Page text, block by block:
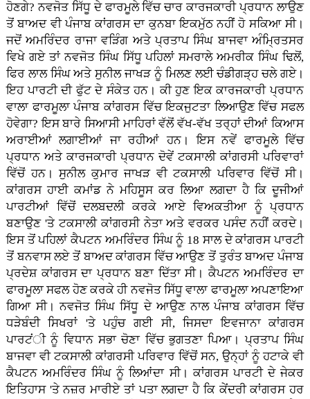
ਹੋਣਗੇ? ਨਵਜੋਤ ਸਿੱਧੂ ਦੇ ਫਾਰਮੂਲੇ ਵਿੱਚ ਚਾਰ ਕਾਰਜਕਾਰੀ ਪ੍ਰਧਾਨ ਲਾਉਣ
ਤੋਂ ਬਾਅਦ ਵੀ ਪੰਜਾਬ ਕਾਂਗਰਸ ਦਾ ਕੁਨਬਾ ਇਕਮੁੱਠ ਨਹੀਂ ਹੋ ਸਕਿਆ ਸੀ।
ਜਦੋਂ ਅਮਰਿੰਦਰ ਰਾਜਾ ਵੜਿੰਗ ਅਤੇ ਪ੍ਰਤਾਪ ਸਿੰਘ ਬਾਜਵਾ ਅੰਮ੍ਰਿਤਸਰ
ਵਿਖੇ ਗਏ ਤਾਂ ਨਵਜੋਤ ਸਿੰਘ ਸਿੱਧੂ ਪਹਿਲਾਂ ਸਮਰਾਲੇ ਅਮਰੀਕ ਸਿੰਘ ਢਿਲੋਂ,
ਫਿਰ ਲਾਲ ਸਿੰਘ ਅਤੇ ਸੁਨੀਲ ਜਾਖੜ ਨੂੰ ਮਿਲਣ ਲਈ ਚੰਡੀਗੜ੍ਹ ਚਲੇ ਗਏ।
ਇਹ ਪਾਰਟੀ ਦੀ ਫੁੱਟ ਦੇ ਸੰਕੇਤ ਹਨ। ਕੀ ਹੁਣ ਇਕ ਕਾਰਜਕਾਰੀ ਪ੍ਰਧਾਨ
ਵਾਲਾ ਫਾਰਮੂਲਾ ਪੰਜਾਬ ਕਾਂਗਰਸ ਵਿੱਚ ਇਕਜੁਟਤਾ ਲਿਆਉਣ ਵਿੱਚ ਸਫਲ
ਹੋਵੇਗਾ? ਇਸ ਬਾਰੇ ਸਿਆਸੀ ਮਾਹਿਰਾਂ ਵੱਲੋਂ ਵੱਖ-ਵੱਖ ਤਰ੍ਹਾਂ ਦੀਆਂ ਕਿਆਸ
ਅਰਾਈਆਂ ਲਗਾਈਆਂ ਜਾ ਰਹੀਆਂ ਹਨ। ਇਸ ਨਵੇਂ ਫਾਰਮੂਲੇ ਵਿੱਚ
ਪ੍ਰਧਾਨ ਅਤੇ ਕਾਰਜਕਾਰੀ ਪ੍ਰਧਾਨ ਦੋਵੇਂ ਟਕਸਾਲੀ ਕਾਂਗਰਸੀ ਪਰਿਵਾਰਾਂ
ਵਿੱਚੋਂ ਹਨ। ਸੁਨੀਲ ਕੁਮਾਰ ਜਾਖੜ ਵੀ ਟਕਸਾਲੀ ਪਰਿਵਾਰ ਵਿੱਚੋਂ ਸੀ।
ਕਾਂਗਰਸ ਹਾਈ ਕਮਾਂਡ ਨੇ ਮਹਿਸੂਸ ਕਰ ਲਿਆ ਲਗਦਾ ਹੈ ਕਿ ਦੂਜੀਆਂ
ਪਾਰਟੀਆਂ ਵਿੱਚੋਂ ਦਲਬਦਲੀ ਕਰਕੇ ਆਏ ਵਿਅਕਤੀਆ ਨੂੰ ਪ੍ਰਧਾਨ
ਬਣਾਉਣ 'ਤੇ ਟਕਸਾਲੀ ਕਾਂਗਰਸੀ ਨੇਤਾ ਅਤੇ ਵਰਕਰ ਪਸੰਦ ਨਹੀਂ ਕਰਦੇ।
ਇਸ ਤੋਂ ਪਹਿਲਾਂ ਕੈਪਟਨ ਅਮਰਿੰਦਰ ਸਿੰਘ ਨੂੰ 18 ਸਾਲ ਦੇ ਕਾਂਗਰਸ ਪਾਰਟੀ
ਤੋਂ ਬਨਵਾਸ ਲਏ ਤੋਂ ਬਾਅਦ ਕਾਂਗਰਸ ਵਿੱਚ ਆਉਣ ਤੋਂ ਤੁਰੰਤ ਬਾਅਦ ਪੰਜਾਬ
ਪ੍ਰਦੇਸ਼ ਕਾਂਗਰਸ ਦਾ ਪ੍ਰਧਾਨ ਬਣਾ ਦਿੱਤਾ ਸੀ। ਕੈਪਟਨ ਅਮਰਿੰਦਰ ਦਾ
ਫਾਰਮੂਲਾ ਸਫਲ ਹੋਣ ਕਰਕੇ ਹੀ ਨਵਜੋਤ ਸਿੱਧੂ ਵਾਲਾ ਫਾਰਮੂਲਾ ਅਪਣਾਇਆ
ਗਿਆ ਸੀ। ਨਵਜੋਤ ਸਿੰਘ ਸਿੱਧੂ ਦੇ ਆਉਣ ਨਾਲ ਪੰਜਾਬ ਕਾਂਗਰਸ ਵਿੱਚ
ਧੜੇਬੰਦੀ ਸਿਖਰਾਂ 'ਤੇ ਪਹੁੰਚ ਗਈ ਸੀ, ਜਿਸਦਾ ਇਵਜਾਨਾ ਕਾਂਗਰਸ
ਪਾਰਟਂੀ ਨੂੰ ਵਿਧਾਨ ਸਭਾ ਚੋਣਾ ਵਿੱਚ ਭੁਗਤਣਾ ਪਿਆ। ਪ੍ਰਤਾਪ ਸਿੰਘ
ਬਾਜਵਾ ਵੀ ਟਕਸਾਲੀ ਕਾਂਗਰਸੀ ਪਰਿਵਾਰ ਵਿੱਚੋਂ ਸਨ, ਉਨ੍ਹਾਂ ਨੂੰ ਹਟਾਕੇ ਵੀ
ਕੈਪਟਨ ਅਮਰਿੰਦਰ ਸਿੰਘ ਨੂੰ ਲਿਆਂਦਾ ਸੀ। ਕਾਂਗਰਸ ਪਾਰਟੀ ਦੇ ਜੇਕਰ
ਇਤਿਹਾਸ 'ਤੇ ਨਜ਼ਰ ਮਾਰੀਏ ਤਾਂ ਪਤਾ ਲਗਦਾ ਹੈ ਕਿ ਕੇਂਦਰੀ ਕਾਂਗਰਸ ਹਰ